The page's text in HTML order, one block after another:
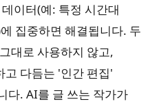
이터(예: 특정 시간대
집중하면 해결됩니다. 두
대로 사용하지 않고,
고 다듬는 '인간 편집'
다. AI를 글 쓰는 작가가